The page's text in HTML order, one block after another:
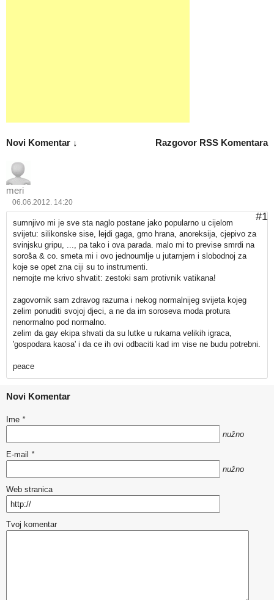
Razgovor RSS Komentara
Novi Komentar ↓
meri
06.06.2012. 14:20
#1
sumnjivo mi je sve sta naglo postane jako popularno u cijelom
svijetu: silikonske sise, lejdi gaga, gmo hrana, anoreksija, cjepivo za
svinjsku gripu, ..., pa tako i ova parada. malo mi to previse smrdi na
soroša & co. smeta mi i ovo jednoumlje u jutarnjem i slobodnoj za
koje se opet zna ciji su to instrumenti.
nemojte me krivo shvatit: zestoki sam protivnik vatikana!
zagovornik sam zdravog razuma i nekog normalnijeg svijeta kojeg
zelim ponuditi svojoj djeci, a ne da im soroseva moda protura
nenormalno pod normalno.
zelim da gay ekipa shvati da su lutke u rukama velikih igraca,
'gospodara kaosa' i da ce ih ovi odbaciti kad im vise ne budu potrebni.
peace
Novi Komentar
Ime *
nužno
E-mail *
nužno
Web stranica
Tvoj komentar